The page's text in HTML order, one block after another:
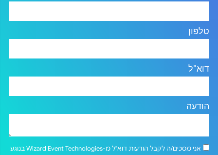
טלפון
דוא"ל
הודעה
אני מסכים/ה לקבל הודעות דוא"ל מ-Wizard Event Technologies בנוגע